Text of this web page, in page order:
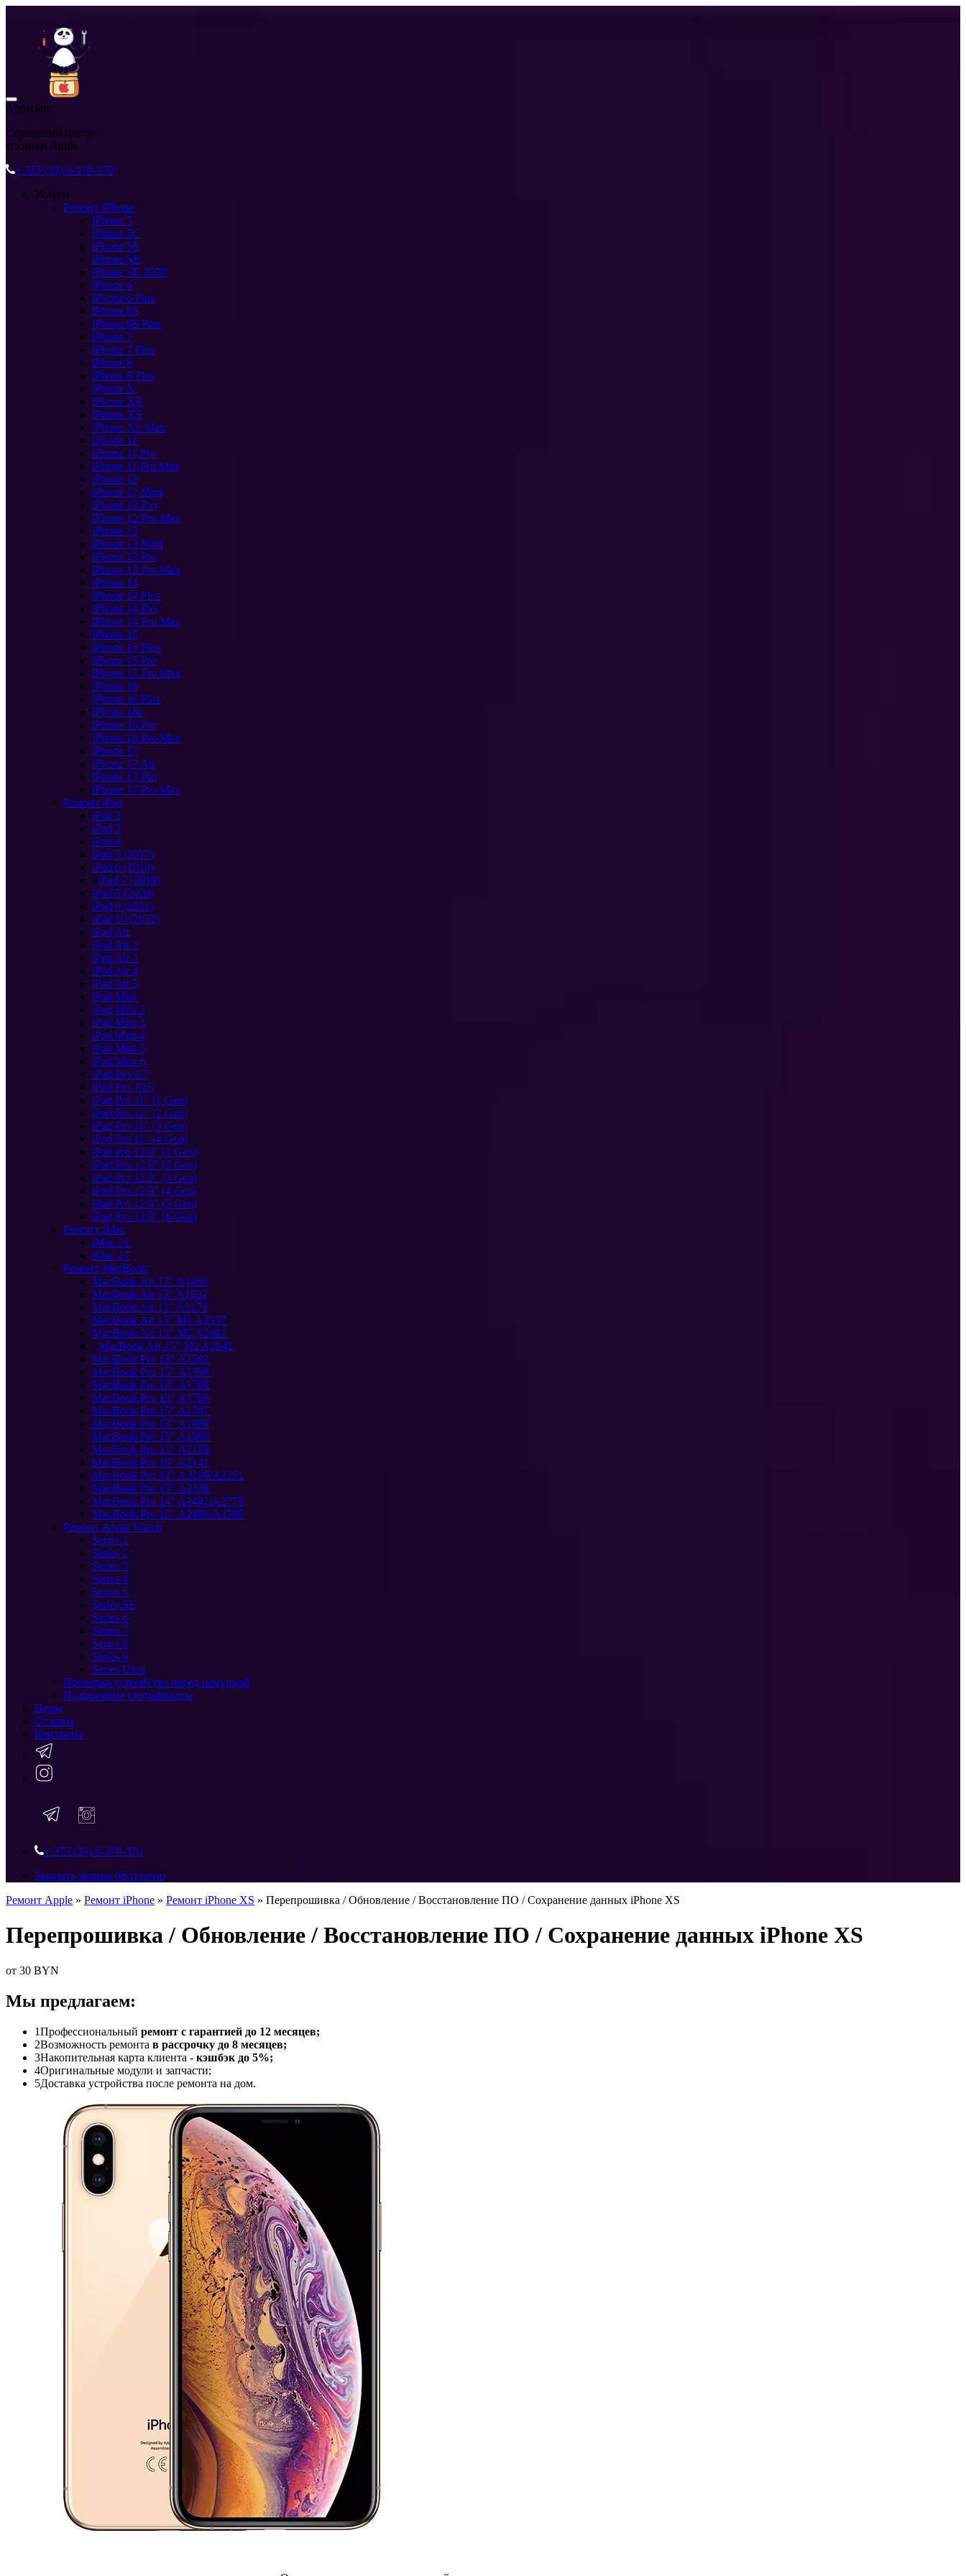
AppleJam
Сервисный центр
техники Apple
+ 375 (33) 6-370-370
Услуги
Ремонт iPhone
iPhone 5
iPhone 5C
iPhone 5S
iPhone SE
iPhone SE 2020
iPhone 6
iPhone 6 Plus
iPhone 6S
iPhone 6S Plus
iPhone 7
iPhone 7 Plus
iPhone 8
iPhone 8 Plus
iPhone X
iPhone XR
iPhone XS
iPhone XS Max
iPhone 11
iPhone 11 Pro
iPhone 11 Pro Max
iPhone 12
iPhone 12 Mini
iPhone 12 Pro
iPhone 12 Pro Max
iPhone 13
iPhone 13 Mini
iPhone 13 Pro
iPhone 13 Pro Max
iPhone 14
iPhone 14 Plus
iPhone 14 Pro
iPhone 14 Pro Max
iPhone 15
iPhone 15 Plus
iPhone 15 Pro
iPhone 15 Pro Max
iPhone 16
iPhone 16 Plus
iPhone 16e
iPhone 16 Pro
iPhone 16 Pro Max
iPhone 17
iPhone 17 Air
iPhone 17 Pro
iPhone 17 Pro Max
Ремонт iPad
iPad 2
iPad 3
iPad 4
iPad 5 (2017)
iPad 6 (2018)
>iPad 7 (2019)
iPad 8 (2020)
iPad 9 (2021)
iPad 10 (2022)
iPad Air
iPad Air 2
iPad Air 3
iPad Air 4
iPad Air 5
iPad Mini
iPad Mini 2
iPad Mini 3
iPad Mini 4
iPad Mini 5
iPad Mini 6
iPad Pro 9.7
iPad Pro 10.5
iPad Pro 11" (1 Gen)
iPad Pro 11" (2 Gen)
iPad Pro 11" (3 Gen)
iPad Pro 11" (4 Gen)
iPad Pro 12.9" (1 Gen)
iPad Pro 12.9" (2 Gen)
iPad Pro 12.9" (3 Gen)
iPad Pro 12.9" (4 Gen)
iPad Pro 12.9" (5 Gen)
iPad Pro 12.9" (6 Gen)
Ремонт iMac
iMac 21
iMac 27
Ремонт MacBook
MacBook Air 13" A1466
MacBook Air 13" A1932
MacBook Air 13" A2179
MacBook Air 13" M1 A2337
MacBook Air 13" M2 A2681
>MacBook Air 15" M2 A2941
MacBook Pro 13" A1502
MacBook Pro 15" A1398
MacBook Pro 13" A1708
MacBook Pro 13" A1706
MacBook Pro 15" A1707
MacBook Pro 13" A1989
MacBook Pro 15" A1990
MacBook Pro 13" A2159
MacBook Pro 16" A2141
MacBook Pro 13" A2289/A2251
MacBook Pro 13" A2338
MacBook Pro 14" A2442/A2779
MacBook Pro 16" A2485/A2780
Ремонт Apple Watch
Series 1
Series 2
Series 3
Series 4
Series 5
Series SE
Series 6
Series 7
Series 8
Series 9
Series Ultra
Проверка устройства перед покупкой
Подарочные сертификаты
Цены
Отзывы
Контакты
+ 375 (33) 6-370-370
Заказать звонок бесплатно
Ремонт Apple » Ремонт iPhone » Ремонт iPhone XS » Перепрошивка / Обновление / Восстановление ПО / Сохранение данных iPhone XS
Перепрошивка / Обновление / Восстановление ПО / Сохранение данных iPhone XS
от 30 BYN
Мы предлагаем:
1Профессиональный ремонт с гарантией до 12 месяцев;
2Возможность ремонта в рассрочку до 8 месяцев;
3Накопительная карта клиента - кэшбэк до 5%;
4Оригинальные модули и запчасти;
5Доставка устройства после ремонта на дом.